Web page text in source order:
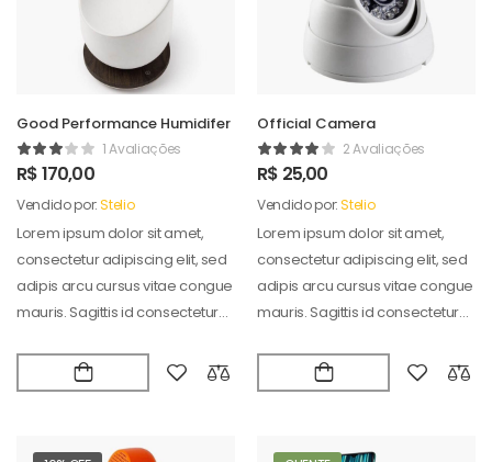
Good Performance Humidifer
1 Avaliações
R$170,00
Vendido por:Stelio
Lorem ipsum dolor sit amet,
consectetur adipiscing elit, sed
adipis arcu cursus vitae congue
mauris. Sagittis id consectetur
Official Camera
2 Avaliações
R$ 25,00
Vendido por:Stelio
Lorem ipsum dolor sit amet,
consectetur adipiscing elit, sed
adipis arcu cursus vitae congue
mauris. Sagittis id consectetur